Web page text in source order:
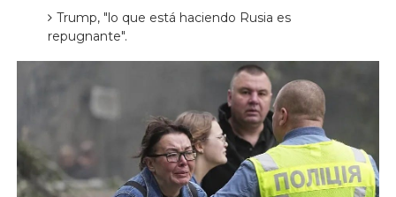
Trump, "lo que está haciendo Rusia es
repugnante".